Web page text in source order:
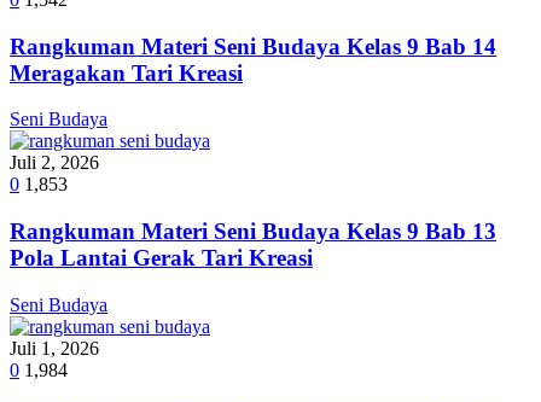
Rangkuman Materi Seni Budaya Kelas 9 Bab 14
Meragakan Tari Kreasi
Seni Budaya
Juli 2, 2026
0 1,853
Rangkuman Materi Seni Budaya Kelas 9 Bab 13
Pola Lantai Gerak Tari Kreasi
Seni Budaya
Juli 1, 2026
0 1,984